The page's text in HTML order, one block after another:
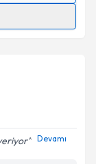
Devamı